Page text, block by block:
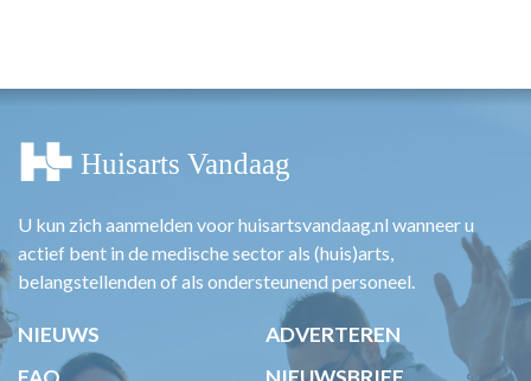
U kun zich aanmelden voor huisartsvandaag.nl wanneer u
actief bent in de medische sector als (huis)arts,
belangstellenden of als ondersteunend personeel.
NIEUWS
ADVERTEREN